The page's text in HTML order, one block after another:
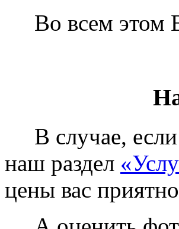
Во всем этом
В случае, если
наш раздел
цены вас